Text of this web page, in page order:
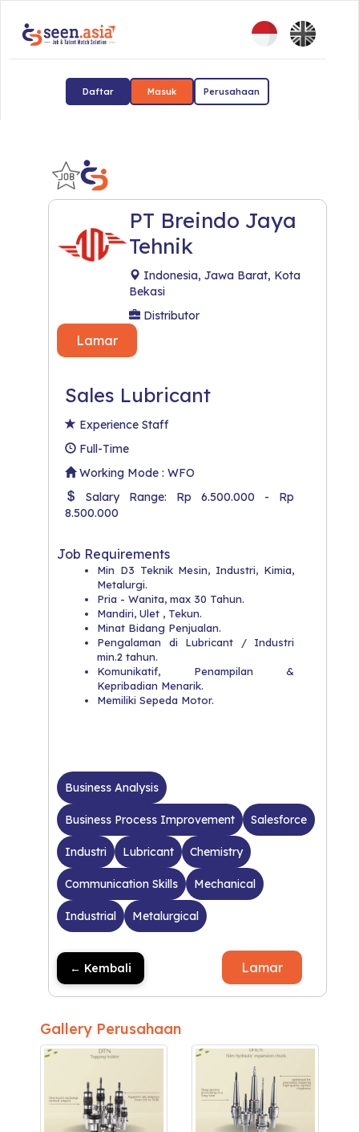
Daftar Masuk Perusahaan
PT Breindo Jaya
Tehnik
Indonesia, Jawa Barat, Kota
Bekasi
Distributor
Lamar
Sales Lubricant
Experience Staff
Full-Time
Working Mode : WFO
Salary Range: Rp 6.500.000 - Rp
8.500.000
Job Requirements
Min D3 Teknik Mesin, Industri, Kimia,
Metalurgi.
Pria - Wanita, max 30 Tahun.
Mandiri, Ulet , Tekun.
Minat Bidang Penjualan.
Pengalaman di Lubricant / Industri
min.2 tahun.
Komunikatif, Penampilan &
Kepribadian Menarik.
Memiliki Sepeda Motor.
Business Analysis
Business Process Improvement Salesforce
Industri Lubricant Chemistry
Communication Skills Mechanical
Industrial Metalurgical
← Kembali Lamar
Gallery Perusahaan